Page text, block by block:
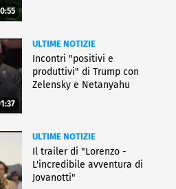
ULTIME NOTIZIE
Incontri "positivi e
produttivi" di Trump con
Zelensky e Netanyahu
ULTIME NOTIZIE
Il trailer di "Lorenzo -
L'incredibile avventura di
Jovanotti"